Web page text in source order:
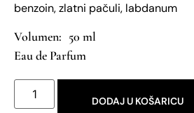
benzoin, zlatni pačuli, labdanum
50 ml
Eau de Parfum
DODAJ U KOŠARICU